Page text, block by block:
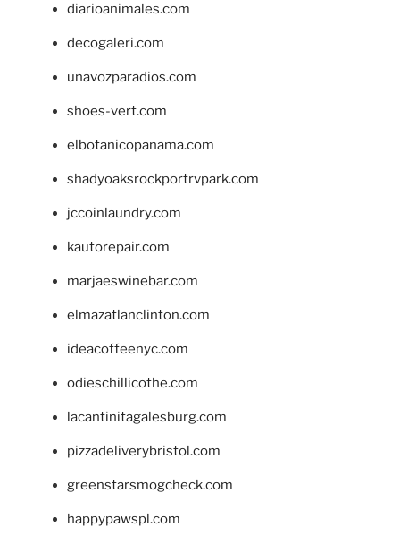
diarioanimales.com
decogaleri.com
unavozparadios.com
shoes-vert.com
elbotanicopanama.com
shadyoaksrockportrvpark.com
jccoinlaundry.com
kautorepair.com
marjaeswinebar.com
elmazatlanclinton.com
ideacoffeenyc.com
odieschillicothe.com
lacantinitagalesburg.com
pizzadeliverybristol.com
greenstarsmogcheck.com
happypawspl.com